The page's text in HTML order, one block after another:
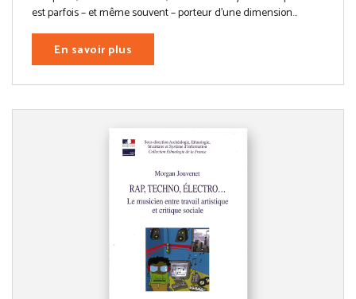
est parfois – et même souvent – porteur d’une dimension...
En savoir plus